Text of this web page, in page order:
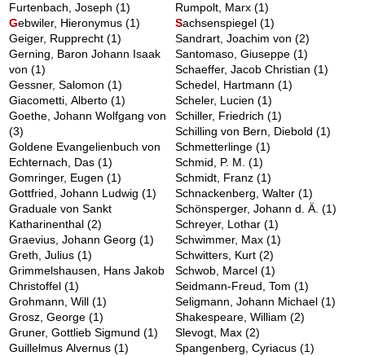
Furtenbach, Joseph(1)
Gebwiler, Hieronymus(1)
Geiger, Rupprecht(1)
Gerning, Baron Johann Isaak
von(1)
Gessner, Salomon(1)
Giacometti, Alberto(1)
Goethe, Johann Wolfgang von
(3)
Goldene Evangelienbuch von
Echternach, Das(1)
Gomringer, Eugen(1)
Gottfried, Johann Ludwig(1)
Graduale von Sankt
Katharinenthal(2)
Graevius, Johann Georg(1)
Greth, Julius(1)
Grimmelshausen, Hans Jakob
Christoffel(1)
Grohmann, Will(1)
Grosz, George(1)
Gruner, Gottlieb Sigmund(1)
Guillelmus Alvernus(1)
Rumpolt, Marx(1)
Sachsenspiegel(1)
Sandrart, Joachim von(2)
Santomaso, Giuseppe(1)
Schaeffer, Jacob Christian(1)
Schedel, Hartmann(1)
Scheler, Lucien(1)
Schiller, Friedrich(1)
Schilling von Bern, Diebold(1)
Schmetterlinge(1)
Schmid, P. M.(1)
Schmidt, Franz(1)
Schnackenberg, Walter(1)
Schönsperger, Johann d. Ä.(1)
Schreyer, Lothar(1)
Schwimmer, Max(1)
Schwitters, Kurt(2)
Schwob, Marcel(1)
Seidmann-Freud, Tom(1)
Seligmann, Johann Michael(1)
Shakespeare, William(2)
Slevogt, Max(2)
Spangenberg, Cyriacus(1)